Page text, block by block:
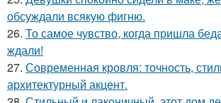
обсуждали всякую фигню.
26. То самое чувство, когда пришла
ждали!
27. Современная кровля: точность,
архитектурный акцент.